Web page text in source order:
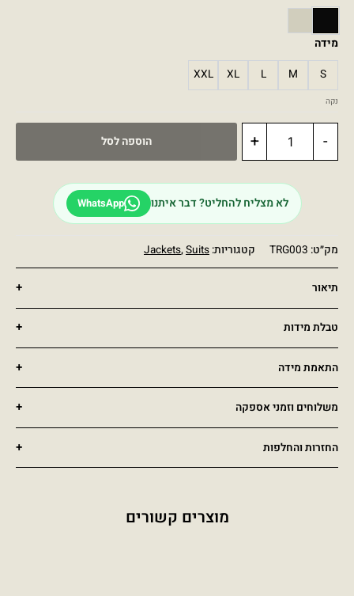
מידה
S
M
L
XL
XXL
נקה
-
+ הוספה לסל
לא מצליח להחליט? דבר איתנו WhatsApp
מק״ט: TRG003 קטגוריות: Jackets,Suits
תיאור
טבלת מידות
התאמת מידה
משלוחים וזמני אספקה
החזרות והחלפות
מוצרים קשורים